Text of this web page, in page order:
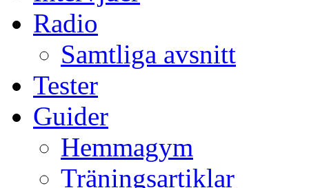
Radio
Samtliga avsnitt
Tester
Guider
Hemmagym
Träningsartiklar